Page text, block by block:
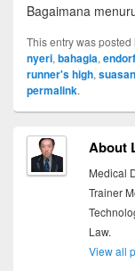
Bagaimana
This entry was posted
nyeri, bahagia,
runner's high,
permalink.
About
Medical
Trainer
Law.
View all